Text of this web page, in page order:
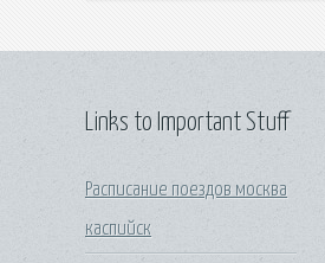
Links to Important Stuff
Расписание поездов москва
каспийск